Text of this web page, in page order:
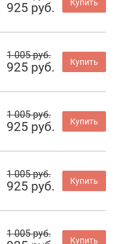
925 руб. Купить
1 005 руб.
925 руб. Купить
1 005 руб.
925 руб. Купить
1 005 руб.
925 руб. Купить
1 005 руб.
Купить